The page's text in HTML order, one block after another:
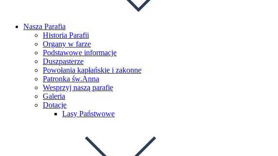
Nasza Parafia
Historia Parafii
Organy w farze
Podstawowe informacje
Duszpasterze
Powołania kapłańskie i zakonne
Patronka św.Anna
Wesprzyj naszą parafię
Galeria
Dotacje
Lasy Państwowe